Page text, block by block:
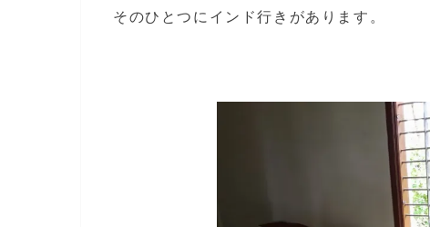
そのひとつにインド行きがあります。